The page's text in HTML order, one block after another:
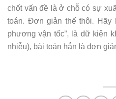
chốt vấn đề là ở chỗ có sự
toán. Đơn giản thế thôi. Hãy
phương vận tốc”, là dữ kiện
nhiễu), bài toán hẳn là đơn